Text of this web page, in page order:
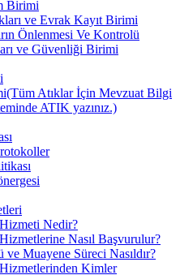
Birimi
ve Evrak Kayıt Birimi
Önlenmesi Ve Kontrolü
ve Güvenliği Birimi
Atıklar İçin Mevzuat Bilgi
ATIK yazınız.)
Nedir?
Nasıl Başvurulur?
ve Muayene Süreci Nasıldır?
Kimler